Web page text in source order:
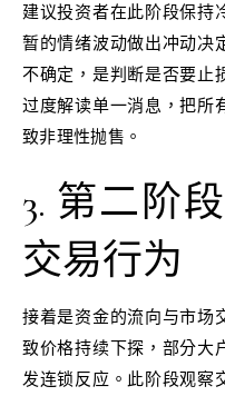
建议投资者在此阶段保持
暂的情绪波动做出冲动决
不确定，是判断是否要止
过度解读单一消息，把所
致非理性抛售。
3. 第二阶
交易行为
接着是资金的流向与市场
致价格持续下探，部分大
发连锁反应。此阶段观察